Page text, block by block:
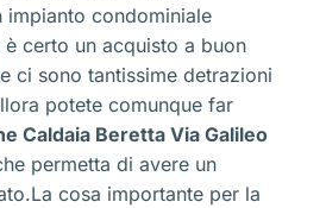
impianto condominiale
certo un acquisto a buon
ci sono tantissime detrazioni
potete comunque far
Caldaia Beretta Via Galileo
permetta di avere un
cosa importante per la